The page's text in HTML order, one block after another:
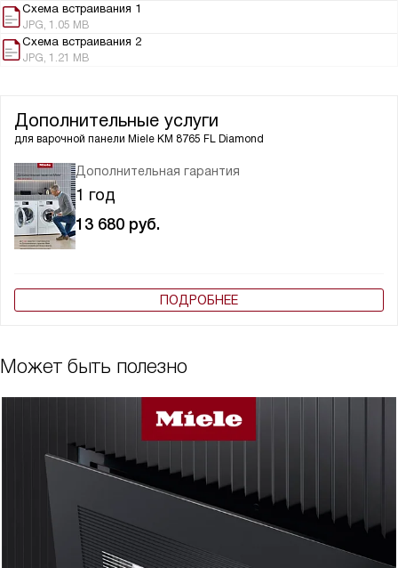
Схема встраивания 1
JPG, 1.05 MB
Схема встраивания 2
JPG, 1.21 MB
Дополнительные услуги
для варочной панели Miele KM 8765 FL Diamond
Дополнительная гарантия
1 год
13 680 руб.
ПОДРОБНЕЕ
Может быть полезно